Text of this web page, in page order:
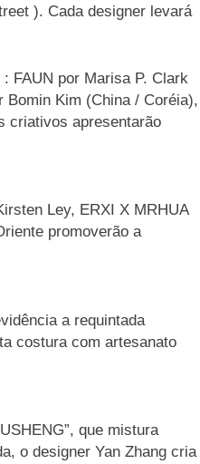
). Cada designer levará
FAUN por Marisa P. Clark
Bomin Kim (China / Coréia),
criativos apresentarão
Ley, ERXI X MRHUA
promoverão a
a requintada
costura com artesanato
que mistura
o designer Yan Zhang cria